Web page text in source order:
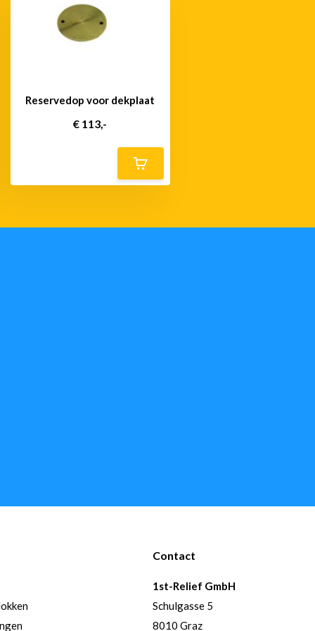
Reservedop voor dekplaat
€ 113,-
Contact
1st-Relief GmbH
Schulgasse 5
8010 Graz